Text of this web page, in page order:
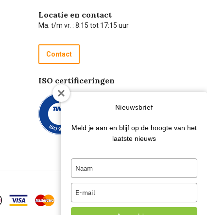
Locatie en contact
Ma. t/m vr. : 8:15 tot 17:15 uur
Contact
ISO certificeringen
Nieuwsbrief
Meld je aan en blijf op de hoogte van het
laatste nieuws
name
email